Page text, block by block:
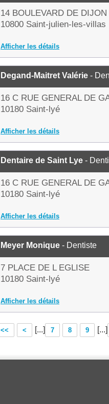
14 BOULEVARD DE DIJON
10800 Saint-julien-les-villas
Afficher les détails
Degand-Maitret Valérie -
16 C RUE GENERAL DE
10180 Saint-lyé
Afficher les détails
Dentaire de Saint Lye -
16 C RUE GENERAL DE
10180 Saint-lyé
Afficher les détails
Meyer Monique - Dentiste
7 PLACE DE L EGLISE
10180 Saint-lyé
Afficher les détails
<< < [...] 7 8 9 [...]